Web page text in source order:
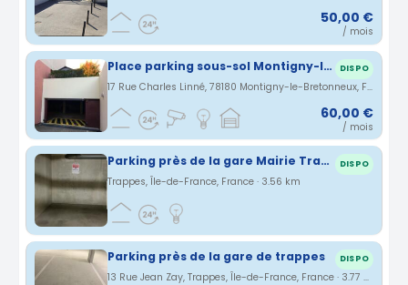
50,00 €
/ mois
Place parking sous-sol Montigny-le-Bretonneux DISPO
17 Rue Charles Linné, 78180 Montigny-le-Bretonneux, France · 3.44 km
60,00 €
/ mois
Parking près de la gare Mairie Trappes DISPO
Trappes, Île-de-France, France · 3.56 km
Parking près de la gare de trappes DISPO
13 Rue Jean Zay, Trappes, Île-de-France, France · 3.77 km